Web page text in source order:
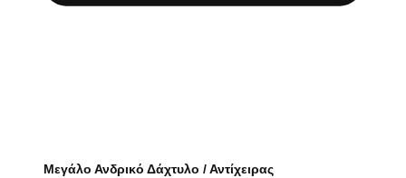
Μεγάλο Ανδρικό Δάχτυλο / Αντίχειρας